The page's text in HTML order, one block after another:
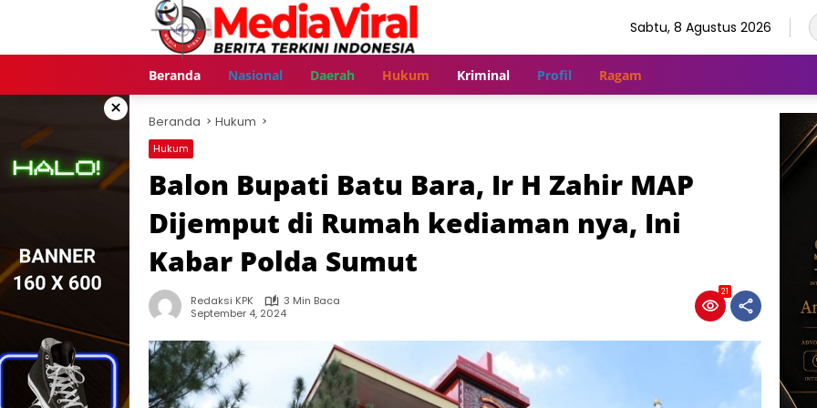
Sabtu, 8 Agustus 2026
Beranda Nasional Daerah Hukum Kriminal Profil Ragam
× Beranda Hukum
Hukum
Balon Bupati Batu Bara, Ir H Zahir MAP
Dijemput di Rumah kediaman nya, Ini
Kabar Polda Sumut
Redaksi KPK
3 Min Baca
September 4, 2024
21